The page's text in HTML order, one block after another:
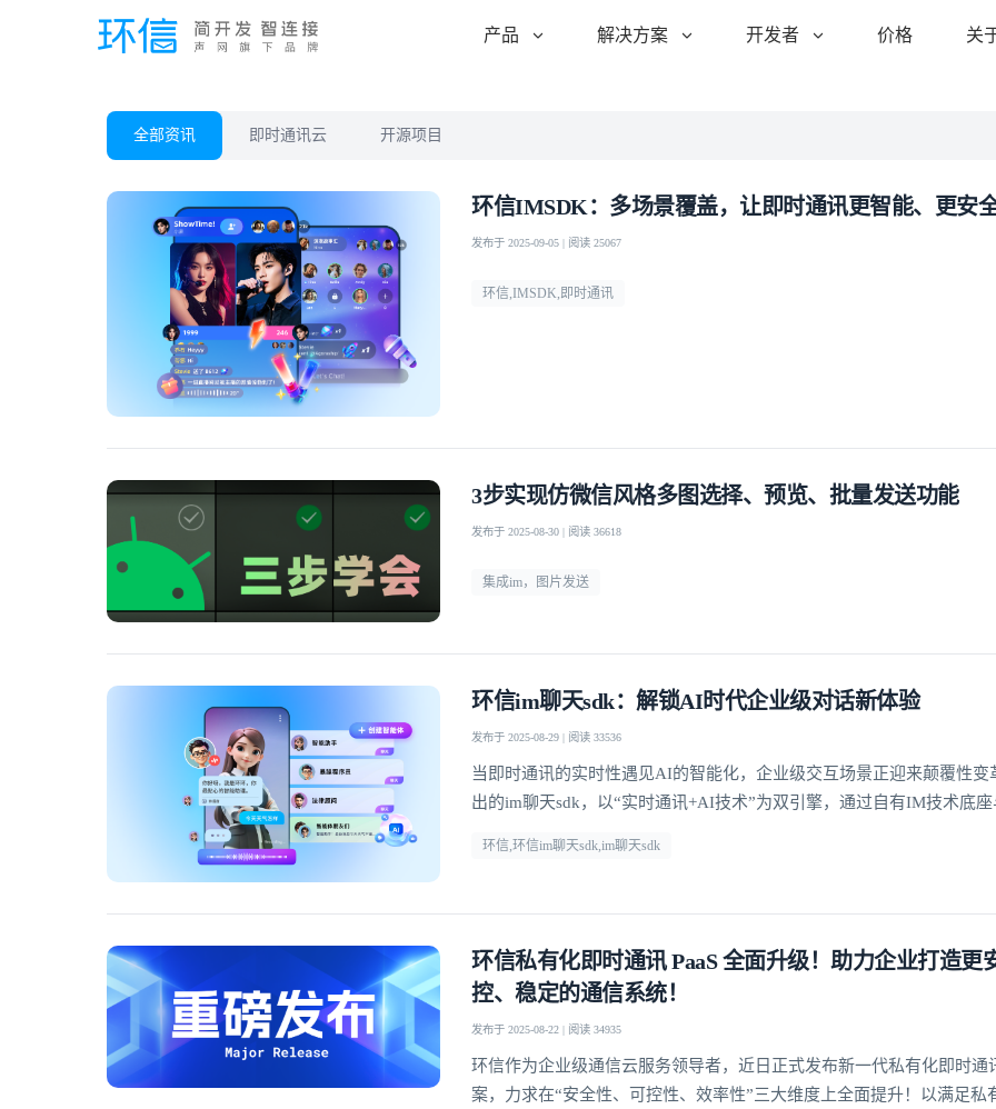
产品 解决方案 开发者 价格 关
全部资讯 即时通讯云 开源项目
环信IMSDK：多场景覆盖，让即时通讯更智能、更安
发布于 2025-09-05 | 阅读 25067
环信,IMSDK,即时通讯
3步实现仿微信风格多图选择、预览、批量发送功能
发布于 2025-08-30 | 阅读 36618
集成im，图片发送
环信im聊天sdk：解锁AI时代企业级对话新体验
发布于 2025-08-29 | 阅读 33536
当即时通讯的实时性遇见AI的智能化，企业级交互场景正迎来颠覆性变
出的im聊天sdk，以“实时通讯+AI技术”为双引擎，通过自有IM技术底
环信,环信im聊天sdk,im聊天sdk
环信私有化即时通讯 PaaS 全面升级！助力企业打造更
控、稳定的通信系统！
发布于 2025-08-22 | 阅读 34935
环信作为企业级通信云服务领导者，近日正式发布新一代私有化即时通
案，力求在“安全性、可控性、效率性”三大维度上全面提升！以满足私